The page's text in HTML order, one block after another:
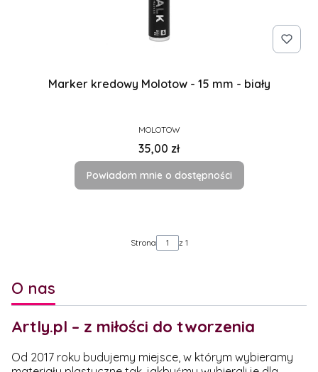
Marker kredowy Molotow - 15 mm - biały
PRODUCENT
MOLOTOW
Cena
35,00 zł
Powiadom mnie o dostępności
Strona z 1
O nas
Artly.pl – z miłości do tworzenia
Od 2017 roku budujemy miejsce, w którym wybieramy